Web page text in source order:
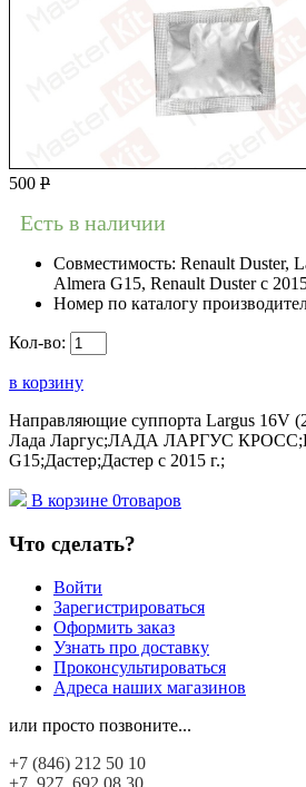
500 Р
Есть в наличии
Совместимость: Renault Duster,
Almera G15, Renault Duster с
Номер по каталогу
Кол-во:
в корзину
Направляющие суппорта Largus 16V
Лада Ларгус;ЛАДА ЛАРГУС
G15;Дастер;Дастер с 2015 г.;
В корзине 0товаров
Что сделать?
Войти
Зарегистрироваться
Оформить заказ
Узнать про доставку
Проконсультироваться
Адреса наших магазинов
или просто позвоните...
+7 (846) 212 50 10
+7 927 692 08 30